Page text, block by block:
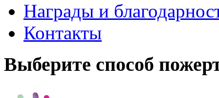
Награды и
Контакты
Выберите способ